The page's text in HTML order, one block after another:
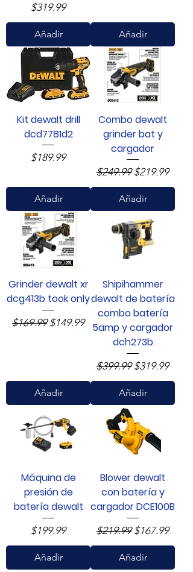
Precio
$319.99
Añadir Añadir
Kit dewalt drill
dcd7781d2
Precio
$189.99
Añadir
Combo dewalt
grinder bat y
cargador
Precio
$249.99 Precio de
$219.99
Añadir
Grinder dewalt xr
dcg413b took only
Precio
$169.99 Precio de oferta
$149.99
Añadir
Shipihammer
dewalt de batería
combo batería
5amp y cargador
dch273b
Precio
$399.99 Precio de
$319.99
Añadir
Máquina de
presión de
batería dewalt
Precio
$199.99
Añadir
Blower dewalt
con batería y
cargador DCE100B
Precio
$219.99 Precio de
$167.99
Añadir